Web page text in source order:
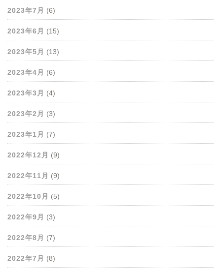
2023年7月 (6)
2023年6月 (15)
2023年5月 (13)
2023年4月 (6)
2023年3月 (4)
2023年2月 (3)
2023年1月 (7)
2022年12月 (9)
2022年11月 (9)
2022年10月 (5)
2022年9月 (3)
2022年8月 (7)
2022年7月 (8)